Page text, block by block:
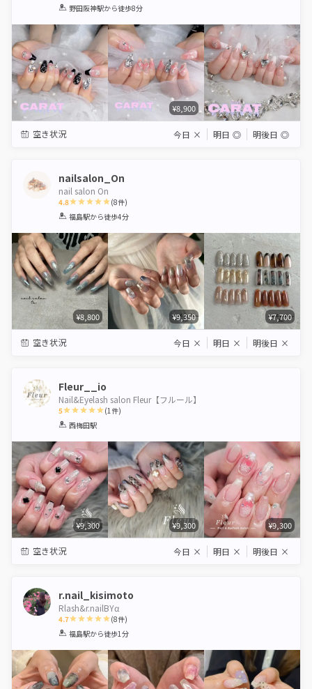
1 2 3 4 5
野田阪神駅から徒歩8分
¥8,900
空き状況 今日 × 明日 ◎ 明後日 ◎
nailsalon_On
nail salon On
4.8
1 2 3 4 5
(8件)
福島駅から徒歩4分
¥8,800 ¥9,350 ¥7,700
空き状況 今日 × 明日 × 明後日 ×
Fleur__io
Nail&Eyelash salon Fleur【フルール】
5
1 2 3 4 5
(1件)
西梅田駅
¥9,300 ¥9,300 ¥9,300
空き状況 今日 × 明日 × 明後日 ×
r.nail_kisimoto
Rlash&r.nailBYα‬
4.7
1 2 3 4 5
(8件)
福島駅から徒歩1分